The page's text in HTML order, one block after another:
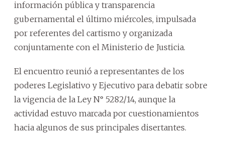
información pública y transparencia
gubernamental el último miércoles, impulsada
por referentes del cartismo y organizada
conjuntamente con el Ministerio de Justicia.
El encuentro reunió a representantes de los
poderes Legislativo y Ejecutivo para debatir sobre
la vigencia de la Ley N° 5282/14, aunque la
actividad estuvo marcada por cuestionamientos
hacia algunos de sus principales disertantes.